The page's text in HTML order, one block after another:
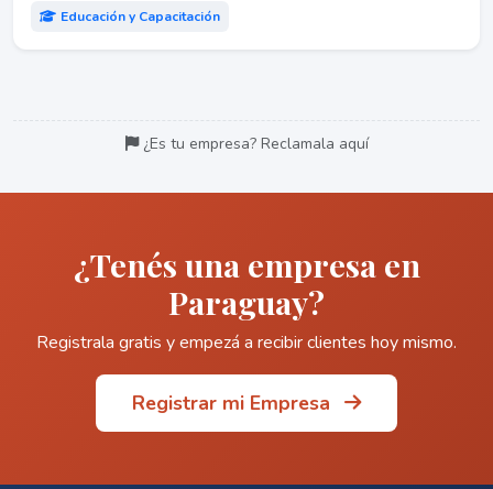
Educación y Capacitación
¿Es tu empresa? Reclamala aquí
¿Tenés una empresa en
Paraguay?
Registrala gratis y empezá a recibir clientes hoy mismo.
Registrar mi Empresa